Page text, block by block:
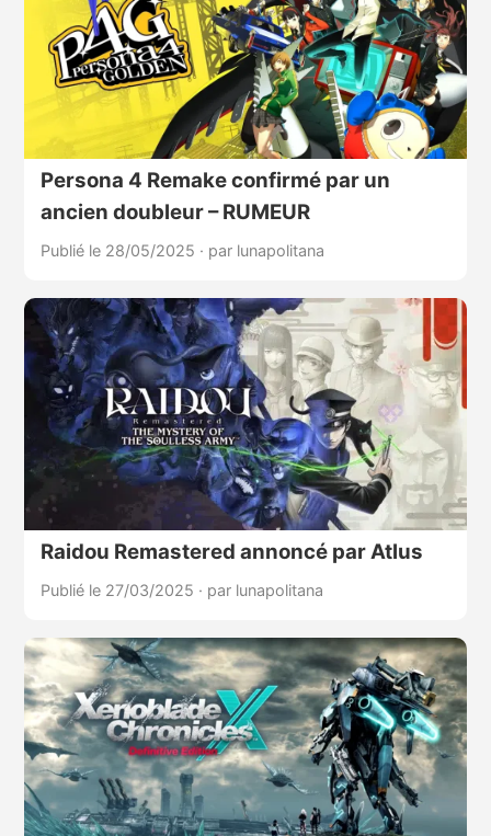
Persona 4 Remake confirmé par un
ancien doubleur – RUMEUR
Publié le 28/05/2025 · par lunapolitana
Raidou Remastered annoncé par Atlus
Publié le 27/03/2025 · par lunapolitana